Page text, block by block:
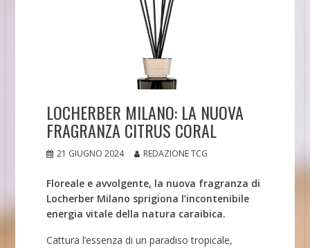
LOCHERBER MILANO: LA NUOVA
FRAGRANZA CITRUS CORAL
21 GIUGNO 2024 REDAZIONE TCG
Floreale e avvolgente, la nuova fragranza di
Locherber Milano sprigiona l’incontenibile
energia vitale della natura caraibica.
Cattura l’essenza di un paradiso tropicale,